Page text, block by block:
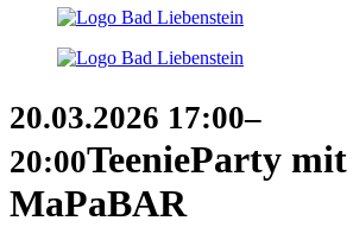
20.03.2026 17:00–
20:00TeenieParty mit
MaPaBAR